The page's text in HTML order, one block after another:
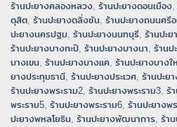
ร้านปะยางคลองหลวง, ร้านปะยางดอนเมือง,
ดุสิต, ร้านปะยางตลิ่งชัน, ร้านปะยางถนนศรี
ปะยางนครปฐม, ร้านปะยางนนทบุรี, ร้านปะย
ร้านปะยางบางกะปิ, ร้านปะยางบางนา, ร้านป
บางเขน, ร้านปะยางบางแค, ร้านปะยางบาง
ยางประทุมธานี, ร้านปะยางประเวศ, ร้านปะย
ร้านปะยางพระราม2, ร้านปะยางพระราม3, ร้
พระราม5, ร้านปะยางพระราม6, ร้านปะยางพ
ปะยางพหลโยธิน, ร้านปะยางพัฒนาการ, ร้า